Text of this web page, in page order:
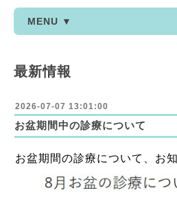
MENU ▼
最新情報
2026-07-07 13:01:00
お盆期間中の診療について
お盆期間の診療について、お